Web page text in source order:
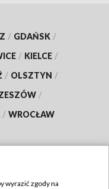
/ GDAŃSK /
/ KIELCE /
/ OLSZTYN /
/
/ WROCŁAW
wyrazić zgody na